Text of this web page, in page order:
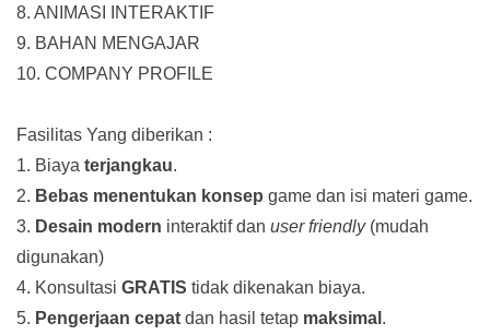
8. ANIMASI INTERAKTIF
9. BAHAN MENGAJAR
10. COMPANY PROFILE
Fasilitas Yang diberikan :
1. Biaya terjangkau.
2. Bebas menentukan konsep game dan isi materi game.
3. Desain modern interaktif dan user friendly(mudah
digunakan)
4. Konsultasi GRATIS tidak dikenakan biaya.
5. Pengerjaan cepat dan hasil tetap maksimal .